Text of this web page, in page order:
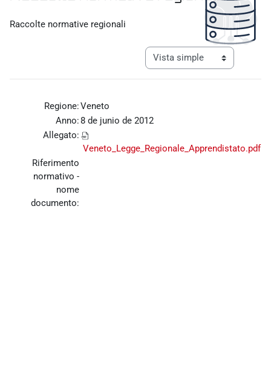
Raccolte normative regionali
Ver modo de navegación
Regione:Veneto
Anno:8 de junio de 2012
Allegato:
Veneto_Legge_Regionale_Apprendistato.pdf
Riferimento
normativo -
nome
documento: